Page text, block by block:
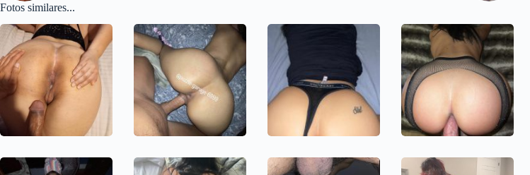
Fotos similares...